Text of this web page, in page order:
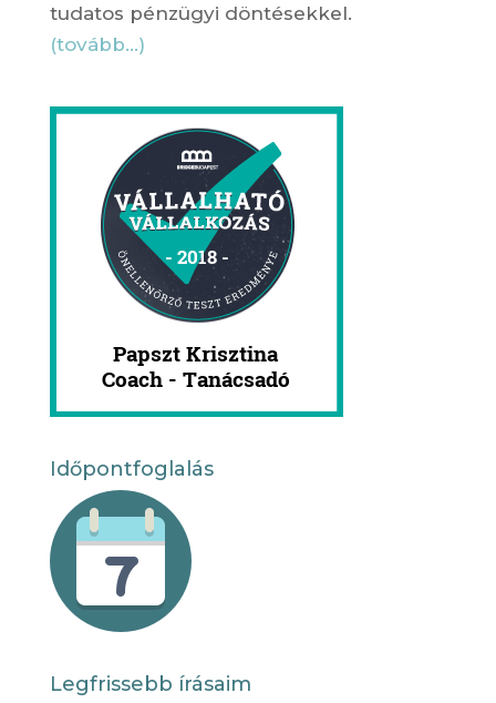
tudatos pénzügyi döntésekkel.
(tovább…)
Időpontfoglalás
Legfrissebb írásaim